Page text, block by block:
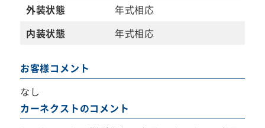
外装状態
年式相応
内装状態
年式相応
お客様コメント
なし
カーネクストのコメント